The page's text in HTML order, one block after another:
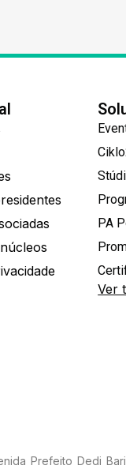
PA
Ver
Prefeito Dedi